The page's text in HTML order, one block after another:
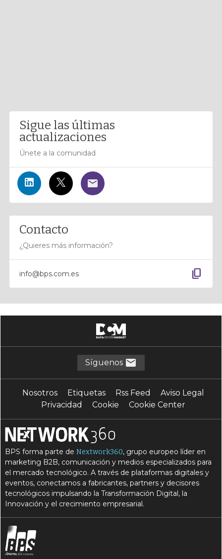
Sigue las últimas
actualizaciones
Únete a la comunidad
Contacto
¿Quieres más información?
info@bps.com.es content_copy
Síguenos
Nosotros Etiquetas Rss Feed
Aviso Legal
Privacidad
Cookie Cookie Center
BPS forma parte deNextwork360, grupo europeo líder en
marketing B2B, comunicación y medios especializados para
el mercado tecnológico. A través de plataformas digitales y
eventos, conectamos a fabricantes, partners y decisores
tecnológicos impulsando la Transformación Digital, la
Innovación y el crecimiento empresarial.